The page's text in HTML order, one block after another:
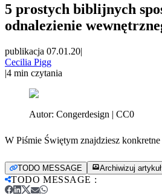
5 prostych biblijnych
odnalezienie
publikacja 07.01.20|
Cecilia Pigg
|4 min czytania
Autor: Congerdesign | CC0
W Piśmie Świętym znajdziesz
TODO MESSAGE Archiwizuj artykuł
TODO MESSAGE :